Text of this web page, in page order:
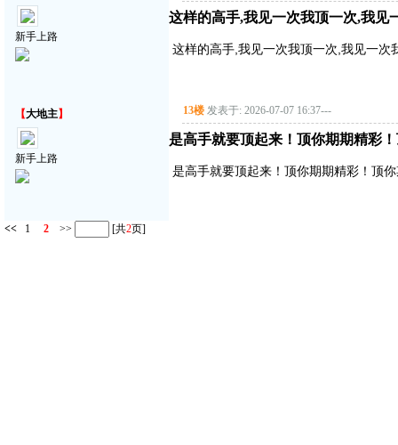
新手上路
这样的高手,我见一次我顶一次,我见
这样的高手,我见一次我顶一次,我见一次
【大地主】
新手上路
13楼 发表于: 2026-07-07 16:37---
是高手就要顶起来！顶你期期精彩
是高手就要顶起来！顶你期期精彩！顶
<< 1 2 >> [共2页]